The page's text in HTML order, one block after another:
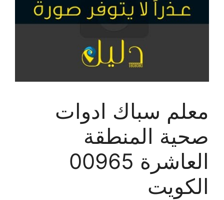
معلم سباك ادوات
صحية المنطقة
العاشرة 00965
الكويت